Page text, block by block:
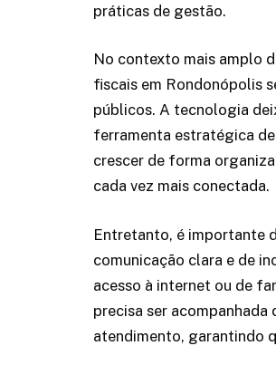
práticas de gestão.
No contexto mais amplo
fiscais em Rondonópolis
públicos. A tecnologia
ferramenta estratégica de
crescer de forma
cada vez mais conectada.
Entretanto, é importante
comunicação clara e de
acesso à internet ou de
precisa ser
atendimento, garantindo